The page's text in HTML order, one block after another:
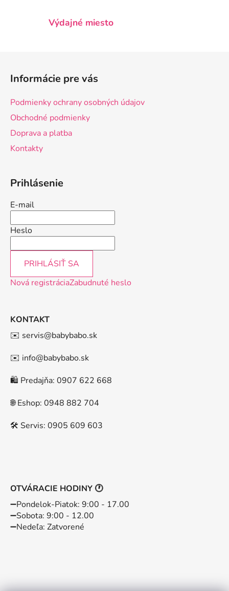
Výdajné miesto
Informácie pre vás
Podmienky ochrany osobných údajov
Obchodné podmienky
Doprava a platba
Kontakty
Prihlásenie
E-mail
Heslo
PRIHLÁSIŤ SA
Nová registráciaZabudnuté heslo
KONTAKT
✉️ servis@babybabo.sk
✉️ info@babybabo.sk
🛍️ Predajňa: 0907 622 668
🌐 Eshop: 0948 882 704
🛠️ Servis: 0905 609 603
OTVÁRACIE HODINY 🕐
➖️Pondelok-Piatok: 9:00 - 17.00
➖️Sobota: 9:00 - 12.00
➖️Nedeľa: Zatvorené